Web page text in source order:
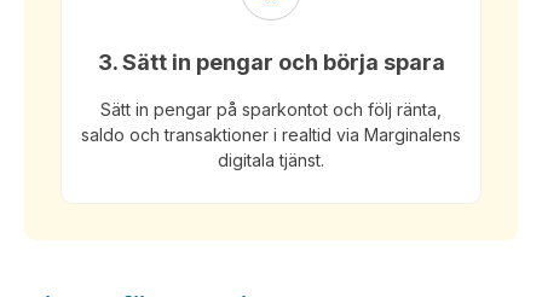
3. Sätt in pengar och börja spara
Sätt in pengar på sparkontot och följ ränta,
saldo och transaktioner i realtid via Marginalens
digitala tjänst.